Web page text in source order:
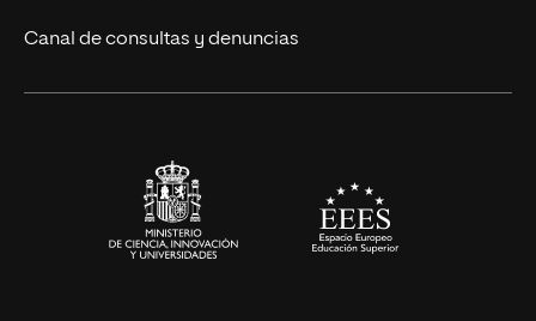
Ciencias de la Salud
Canal de consultas y denuncias